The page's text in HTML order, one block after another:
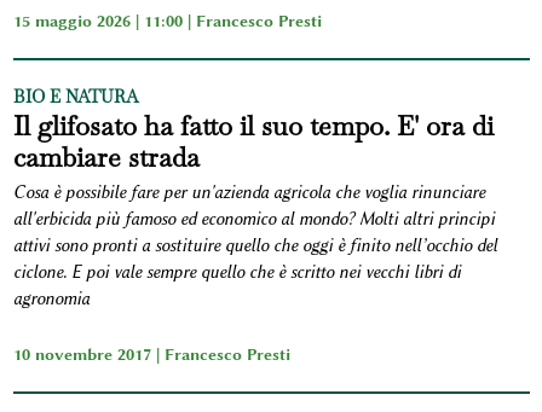
15 maggio 2026 | 11:00 | Francesco Presti
BIO E NATURA
Il glifosato ha fatto il suo tempo. E' ora di
cambiare strada
Cosa è possibile fare per un'azienda agricola che voglia rinunciare
all'erbicida più famoso ed economico al mondo? Molti altri principi
attivi sono pronti a sostituire quello che oggi è finito nell’occhio del
ciclone. E poi vale sempre quello che è scritto nei vecchi libri di
agronomia
10 novembre 2017 | Francesco Presti